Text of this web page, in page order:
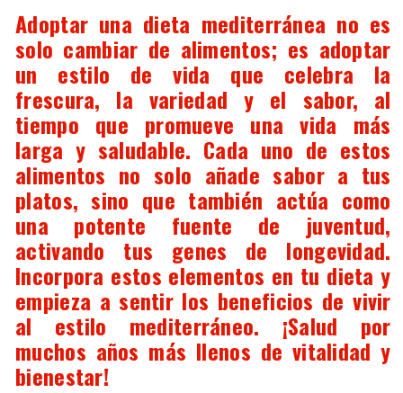
Adoptar una dieta mediterránea no es
solo cambiar de alimentos; es adoptar
un estilo de vida que celebra la
frescura, la variedad y el sabor, al
tiempo que promueve una vida más
larga y saludable. Cada uno de estos
alimentos no solo añade sabor a tus
platos, sino que también actúa como
una potente fuente de juventud,
activando tus genes de longevidad.
Incorpora estos elementos en tu dieta y
empieza a sentir los beneficios de vivir
al estilo mediterráneo. ¡Salud por
muchos años más llenos de vitalidad y
bienestar!